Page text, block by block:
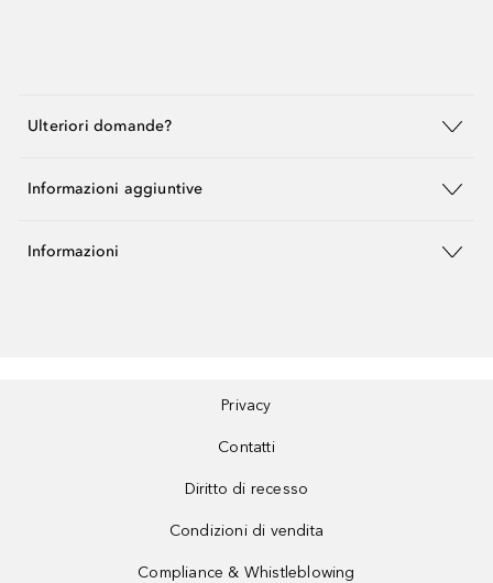
Ulteriori domande?
Informazioni aggiuntive
Informazioni
Privacy
Contatti
Diritto di recesso
Condizioni di vendita
Compliance & Whistleblowing